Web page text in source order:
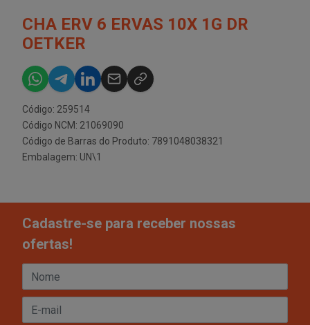
CHA ERV 6 ERVAS 10X 1G DR
OETKER
Código: 259514
Código NCM: 21069090
Código de Barras do Produto: 7891048038321
Embalagem: UN\1
Cadastre-se para receber nossas
ofertas!